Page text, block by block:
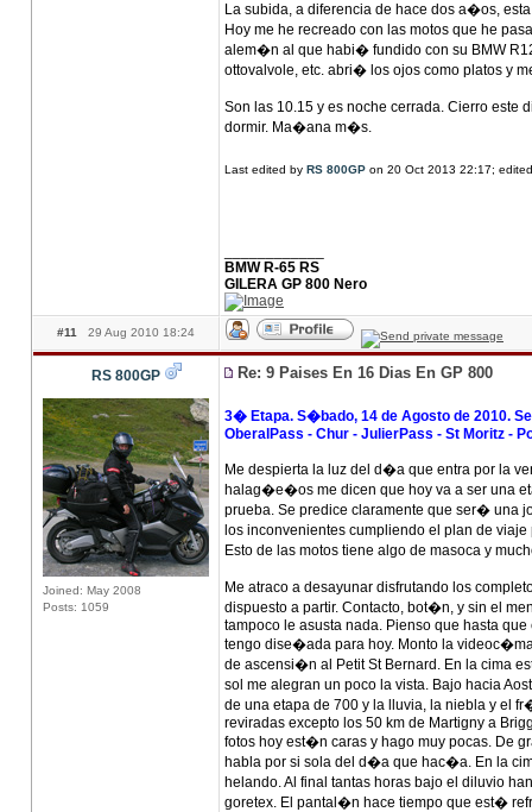
La subida, a diferencia de hace dos a�os,
Hoy me he recreado con las motos que he
alem�n al que habi� fundido con su BMW
ottovalvole, etc. abri� los ojos como platos y
Son las 10.15 y es noche cerrada. Cierro
dormir. Ma�ana m�s.
Last edited by RS 800GP on 20 Oct 2013 22:17;
BMW R-65 RS
GILERA GP 800 Nero
#11 29 Aug 2010 18:24
RS 800GP
Joined: May 2008
Posts: 1059
Re: 9 Paises En 16 Dias En GP 800
3� Etapa. S�bado, 14 de Agosto de 2010.
OberalPass - Chur - JulierPass - St Moritz -
Me despierta la luz del d�a que entra por la
halag�e�os me dicen que hoy va a ser una
prueba. Se predice claramente que ser� una
los inconvenientes cumpliendo el plan de
Esto de las motos tiene algo de masoca y
Me atraco a desayunar disfrutando los
dispuesto a partir. Contacto, bot�n, y sin el
tampoco le asusta nada. Pienso que hasta
tengo dise�ada para hoy. Monto la
de ascensi�n al Petit St Bernard. En la cima
sol me alegran un poco la vista. Bajo hacia
de una etapa de 700 y la lluvia, la niebla y el
reviradas excepto los 50 km de Martigny a
fotos hoy est�n caras y hago muy pocas. De
habla por si sola del d�a que hac�a. En la
helando. Al final tantas horas bajo el diluvio
goretex. El pantal�n hace tiempo que est�